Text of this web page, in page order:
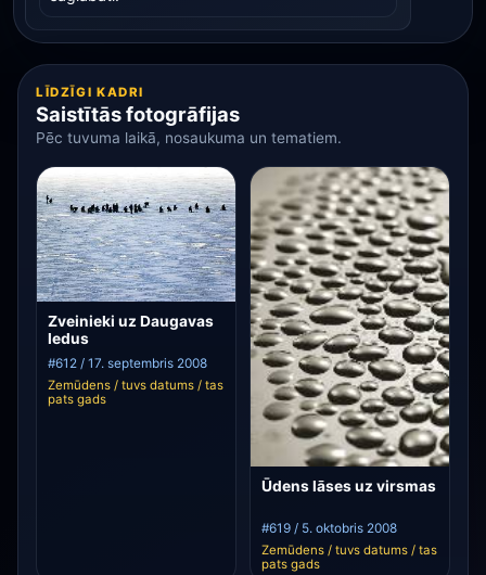
LĪDZĪGI KADRI
Saistītās fotogrāfijas
Pēc tuvuma laikā, nosaukuma un tematiem.
Zveinieki uz Daugavas
ledus
#612 / 17. septembris 2008
Zemūdens / tuvs datums / tas
pats gads
Ūdens lāses uz virsmas
#619 / 5. oktobris 2008
Zemūdens / tuvs datums / tas
pats gads